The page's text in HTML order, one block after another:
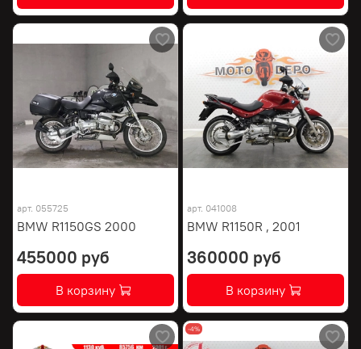
арт. 055725
BMW R1150GS 2000
455000 руб
В корзину
арт. 041008
BMW R1150R , 2001
360000 руб
В корзину
-4%